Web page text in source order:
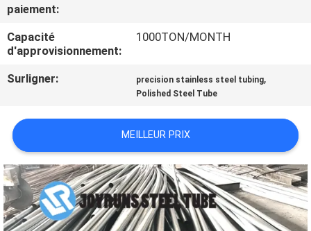
UNE
CITATION
PLAN
DU
SITE
POLITIQUE
paiement:
Capacité
d'approvisionnement:
1000TON/MONTH
Surligner: precision stainless steel tubing,
Polished Steel Tube
MEILLEUR PRIX